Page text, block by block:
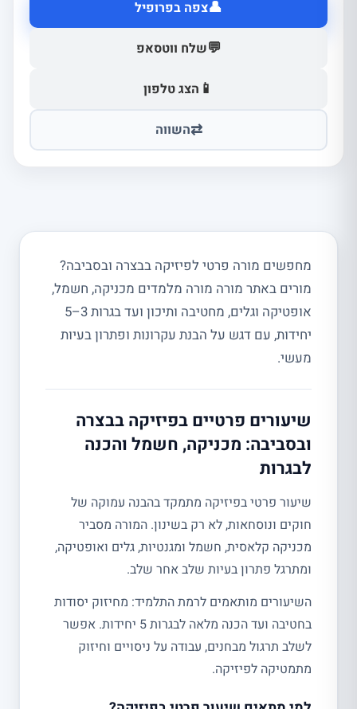
👤צפה בפרופיל
💬שלח ווטסאפ
📱 הצג טלפון
⇄השווה
מחפשים מורה פרטי לפיזיקה בבצרה ובסביבה?
מורים באתר מורה מורה מלמדים מכניקה, חשמל,
אופטיקה וגלים, מחטיבה ותיכון ועד בגרות 3–5
יחידות, עם דגש על הבנת עקרונות ופתרון בעיות
מעשי.
שיעורים פרטיים בפיזיקה בבצרה
ובסביבה: מכניקה, חשמל והכנה
לבגרות
שיעור פרטי בפיזיקה מתמקד בהבנה עמוקה של
חוקים ונוסחאות, לא רק בשינון. המורה מסביר
מכניקה קלאסית, חשמל ומגנטיות, גלים ואופטיקה,
ומתרגל פתרון בעיות שלב אחר שלב.
השיעורים מותאמים לרמת התלמיד: מחיזוק יסודות
בחטיבה ועד הכנה מלאה לבגרות 5 יחידות. אפשר
לשלב תרגול מבחנים, עבודה על ניסויים וחיזוק
מתמטיקה לפיזיקה.